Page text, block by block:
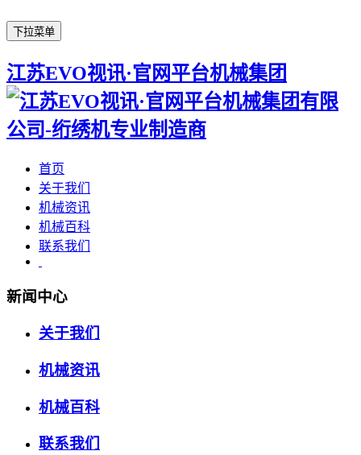
下拉菜单
江苏EVO视讯·官网平台机械集团
首页
关于我们
机械资讯
机械百科
联系我们
新闻中心
关于我们
机械资讯
机械百科
联系我们